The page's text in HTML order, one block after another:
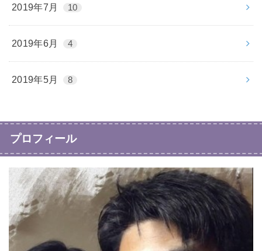
2019年7月 10
2019年6月 4
2019年5月 8
プロフィール